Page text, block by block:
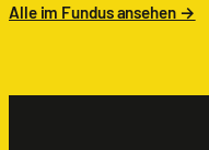
Wölfle
Mirko
Alle im Fundus ansehen →